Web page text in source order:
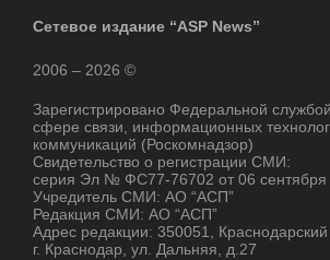
Сетевое издание “ASP News”
2006 – 2026 ©
Зарегистрировано Федеральной
сфере связи, информационных
коммуникаций (Роскомнадзор)
Свидетельство о регистрации СМИ:
серия Эл № ФС77-76702 от 06 сентября
Учредитель СМИ: АО “АСП”
Редакция СМИ: АО “АСП”
Адрес редакции: 350051, Краснодарский
г. Краснодар, ул. Дальняя, д.27